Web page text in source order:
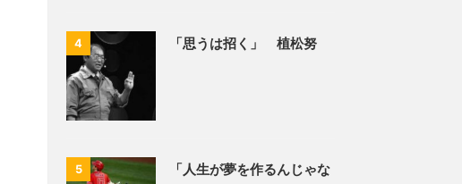
4 「思うは招く」 植松努
5
「人生が夢を作るんじゃな